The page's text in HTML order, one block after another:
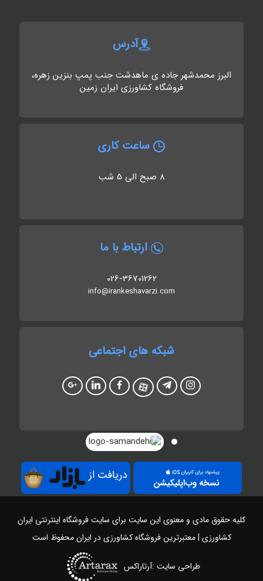
آدرس
البرز محمدشهر جاده ی ماهدشت جنب پمپ بنزین زهره،
فروشگاه کشاورزی ایران زمین
ساعت کاری
8 صبح الی 5 شب
ارتباط با ما
026-36701262
info@irankeshavarzi.com
شبکه های اجتماعی
کلیه حقوق مادی و معنوی این سایت برای سایتفروشگاه اینترنتی ایران
کشاورزی | معتبرترین فروشگاه کشاورزی در ایرانمحفوظ است
طراحی سایت :آرتاراکس